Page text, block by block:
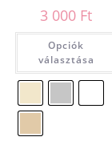
3 000 Ft
Opciók
választása